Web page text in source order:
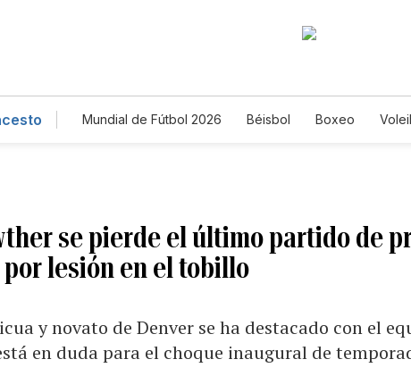
Mundial de Fútbol 2026 Béisbol Boxeo
se pierde el último partido de
lesión en el tobillo
y novato de Denver se ha destacado con el
en duda para el choque inaugural de